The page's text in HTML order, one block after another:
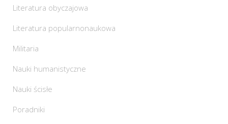
Literatura obyczajowa
Literatura popularnonaukowa
Militaria
Nauki humanistyczne
Nauki ścisłe
Poradniki